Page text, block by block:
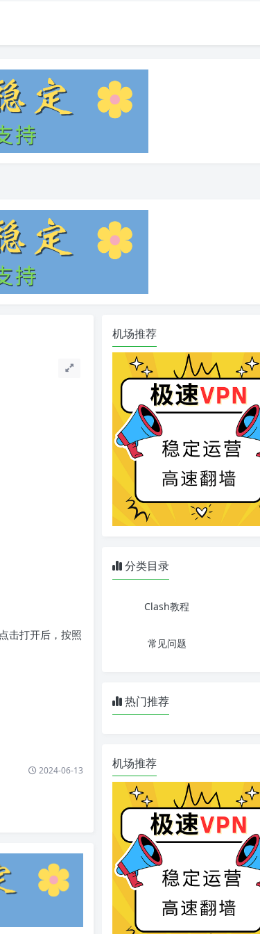
击打开后，按照
2024-06-13
机场推荐
分类目录
Clash教程
常见问题
热门推荐
机场推荐